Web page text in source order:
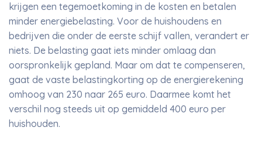
krijgen een tegemoetkoming in de kosten en betalen
minder energiebelasting. Voor de huishoudens en
bedrijven die onder de eerste schijf vallen, verandert er
niets. De belasting gaat iets minder omlaag dan
oorspronkelijk gepland. Maar om dat te compenseren,
gaat de vaste belastingkorting op de energierekening
omhoog van 230 naar 265 euro. Daarmee komt het
verschil nog steeds uit op gemiddeld 400 euro per
huishouden.